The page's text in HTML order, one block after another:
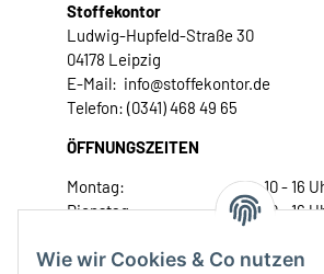
Wie wir Cookies & Co nutzen
Stoffekontor
Ludwig-Hupfeld-Straße 30
04178 Leipzig
E-Mail: info@stoffekontor.de
Telefon: (0341) 468 49 65
ÖFFNUNGSZEITEN
Montag:
10 - 16
Dienstag:
10 - 16
Donnerstag:
10 - 18 Uhr